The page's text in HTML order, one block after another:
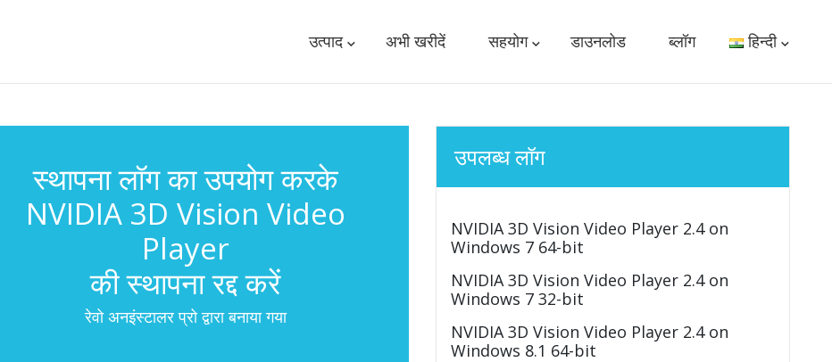
उत्पाद अभी खरीदें सहयोग डाउनलोड ब्लॉग हिन्दी
स्थापना लॉग का उपयोग करके
NVIDIA 3D Vision Video
Player
की स्थापना रद्द करें
रेवो अनइंस्टालर प्रो द्वारा बनाया गया
उपलब्ध लॉग
NVIDIA 3D Vision Video Player 2.4 on
Windows 7 64-bit
NVIDIA 3D Vision Video Player 2.4 on
Windows 7 32-bit
NVIDIA 3D Vision Video Player 2.4 on
Windows 8.1 64-bit